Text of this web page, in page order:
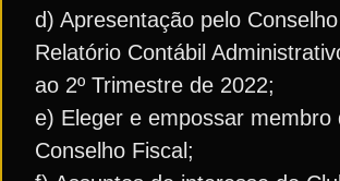
d) Apresentação pelo
Relatório Contábil
ao 2º Trimestre de 2022;
e) Eleger e empossar membro
Conselho Fiscal;